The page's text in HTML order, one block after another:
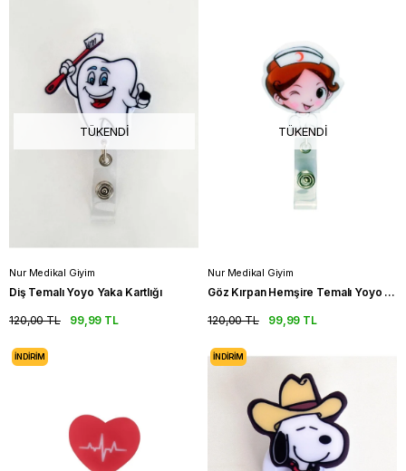
TÜKENDI
Nur Medikal Giyim
Diş Temalı Yoyo Yaka Kartlığı
99,99 TL
120,00 TL
TÜKENDI
Nur Medikal Giyim
Göz Kırpan Hemşire Temalı Yoyo Yaka Kartlığı
99,99 TL
120,00 TL
İNDIRIM İNDIRIM